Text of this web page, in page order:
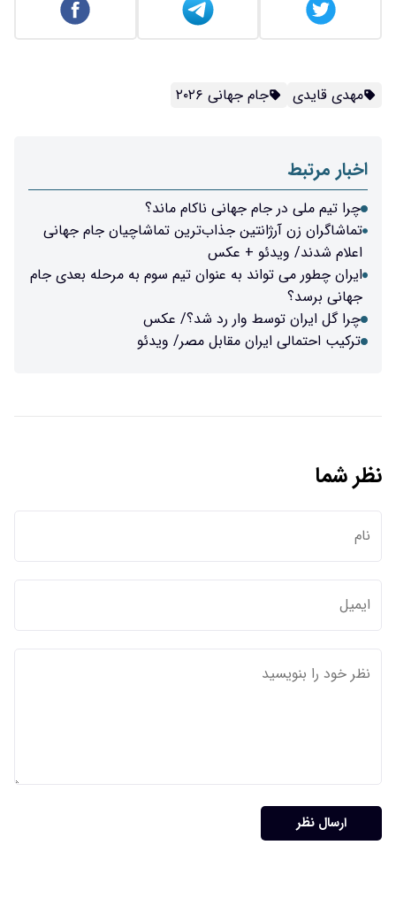
مهدی قایدی جام جهانی ۲۰۲۶
اخبار مرتبط
چرا تیم ملی در جام جهانی ناکام ماند؟
تماشاگران زن آرژانتین جذاب‌ترین تماشاچیان جام جهانی
اعلام شدند/ ویدئو + عکس
ایران چطور می تواند به عنوان تیم سوم به مرحله بعدی جام
جهانی برسد؟
چرا گل ایران توسط وار رد شد؟/ عکس
ترکیب احتمالی ایران مقابل مصر/ ویدئو
نظر شما
ارسال نظر